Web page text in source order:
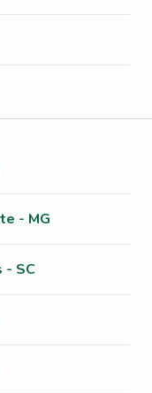
- MG
SC